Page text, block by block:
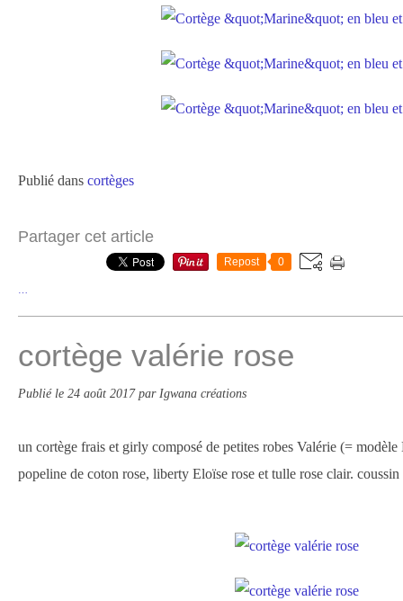
Publié dans cortèges
Partager cet article
Repost 0
cortège valérie rose
Publié le 24 août 2017par Igwana créations
un cortège frais et girly composé de petites robes Valérie (=
popeline de coton rose, liberty Eloïse rose et tulle rose clair.